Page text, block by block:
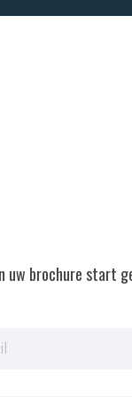
uw brochure start